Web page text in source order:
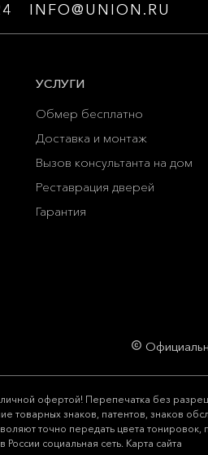
INFO@UNION.RU
УСЛУГИ
Обмер бесплатно
Доставка и монтаж
Вызов консультанта на дом
Реставрация дверей
Гарантия
copyright
офeртой! Перепечатка без
знаков, патентов, знаков
точно передать цвета тонировок,
социальная сеть. Карта сайта